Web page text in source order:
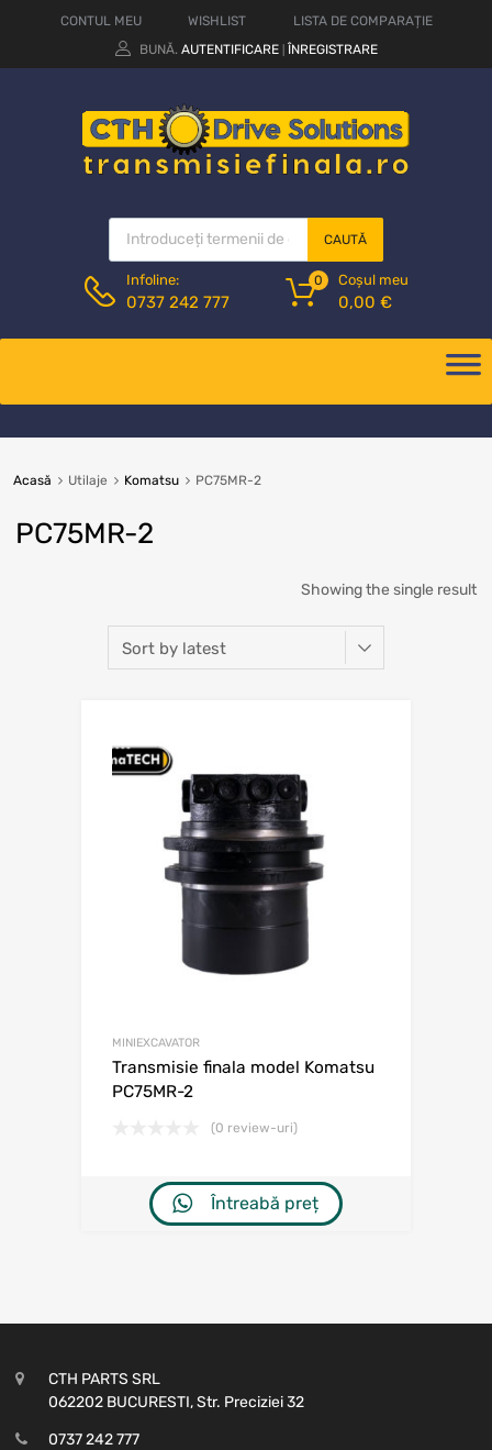
CONTUL MEU WISHLIST
LISTA DE COMPARAȚIE
BUNĂ. AUTENTIFICARE ÎNREGISTRARE
CAUTĂ
Infoline:
0737 242 777
Coșul meu
0,00 €
0
Acasă Utilaje Komatsu PC75MR-2
PC75MR-2
Showing the single result
MINIEXCAVATOR
Transmisie finala model Komatsu
PC75MR-2
(0 review-uri)
Întreabă preț
CTH PARTS SRL
062202 BUCURESTI, Str. Preciziei 32
0737 242 777